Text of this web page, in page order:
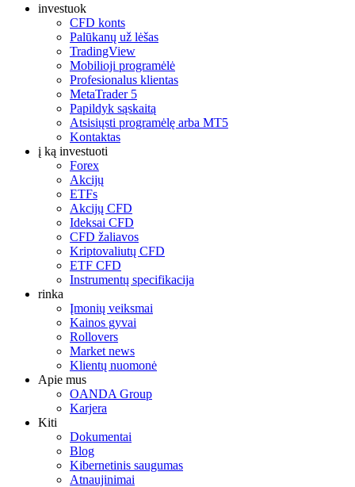
investuok
CFD konts
Palūkanų už lėšas
TradingView
Mobilioji programėlė
Profesionalus klientas
MetaTrader 5
Papildyk sąskaitą
Atsisiųsti programėlę arba MT5
Kontaktas
į ką investuoti
Forex
Akcijų
ETFs
Akcijų CFD
Ideksai CFD
CFD žaliavos
Kriptovaliutų CFD
ETF CFD
Instrumentų specifikacija
rinka
Įmonių veiksmai
Kainos gyvai
Rollovers
Market news
Klientų nuomonė
Apie mus
OANDA Group
Karjera
Kiti
Dokumentai
Blog
Kibernetinis saugumas
Atnaujinimai